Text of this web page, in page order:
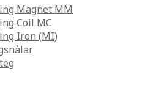
Magnet MM
Coil MC
Iron (MI)